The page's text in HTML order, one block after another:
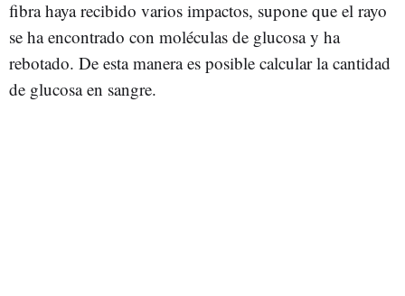
fibra haya recibido varios impactos, supone que el rayo
se ha encontrado con moléculas de glucosa y ha
rebotado. De esta manera es posible calcular la cantidad
de glucosa en sangre.